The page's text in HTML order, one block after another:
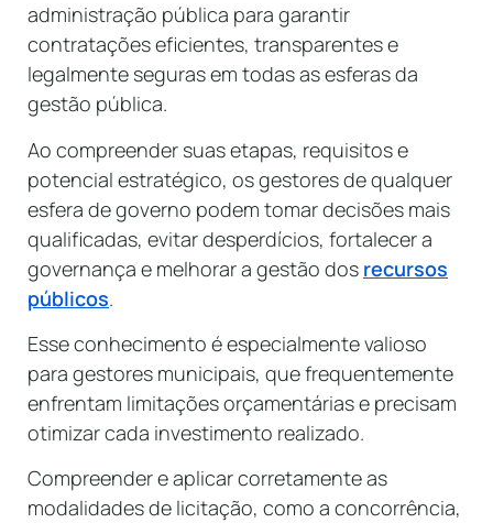
administração pública para garantir
contratações eficientes, transparentes e
legalmente seguras em todas as esferas da
gestão pública.
Ao compreender suas etapas, requisitos e
potencial estratégico, os gestores de qualquer
esfera de governo podem tomar decisões mais
qualificadas, evitar desperdícios, fortalecer a
governança e melhorar a gestão dos recursos
públicos.
Esse conhecimento é especialmente valioso
para gestores municipais, que frequentemente
enfrentam limitações orçamentárias e precisam
otimizar cada investimento realizado.
Compreender e aplicar corretamente as
modalidades de licitação, como a concorrência,